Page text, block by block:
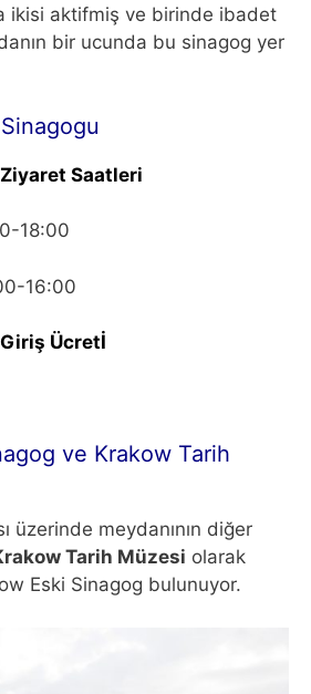
ikisi aktifmiş ve birinde ibadet
bir ucunda bu sinagog yer
Saatleri
18:00
16:00
Ücretİ
ve Krakow Tarih
üzerinde meydanının diğer
Tarih Müzesi olarak
Eski Sinagog bulunuyor.